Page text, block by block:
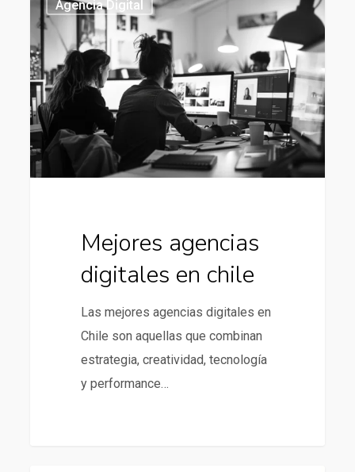
agencias
digitales
en
chile
Agencia Digital
Mejores agencias
digitales en chile
Las mejores agencias digitales en
Chile son aquellas que combinan
estrategia, creatividad, tecnología
y performance…